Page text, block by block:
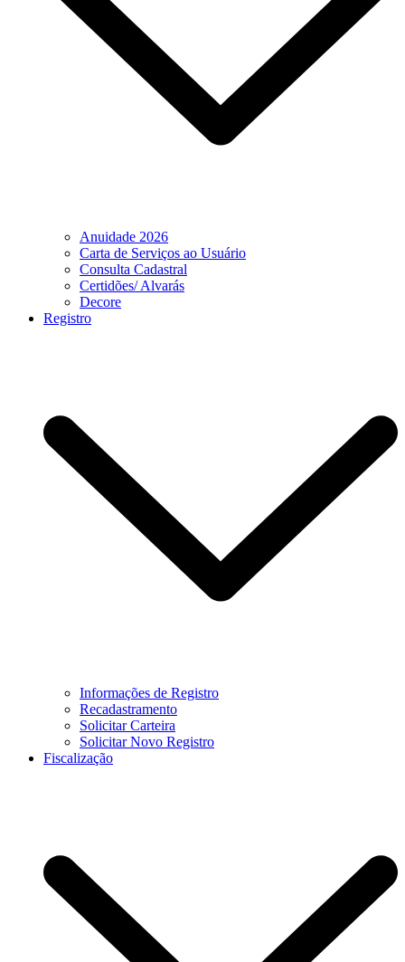
Anuidade 2026
Carta de Serviços ao Usuário
Consulta Cadastral
Certidões/ Alvarás
Decore
Registro
Informações de Registro
Recadastramento
Solicitar Carteira
Solicitar Novo Registro
Fiscalização